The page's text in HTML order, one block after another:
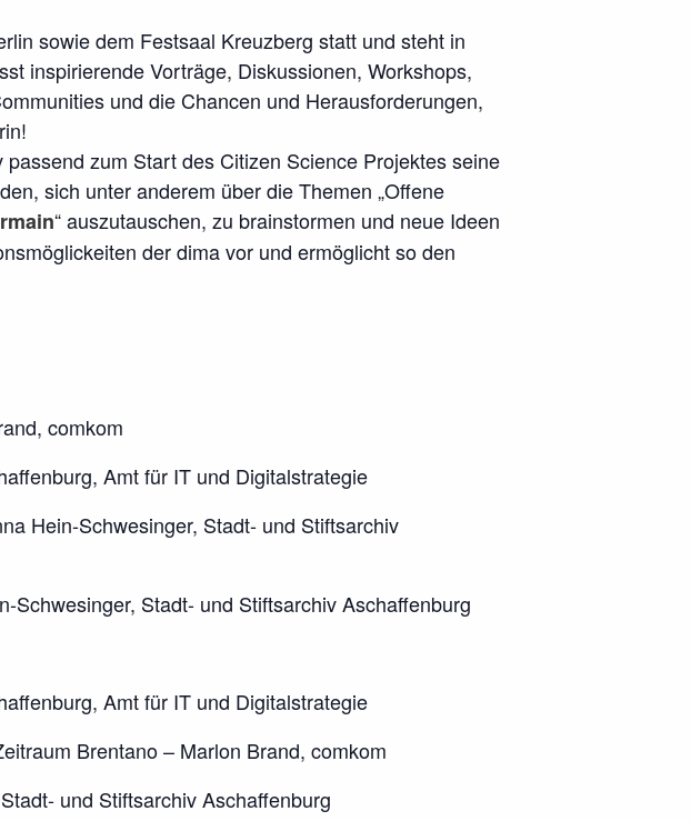
sowie dem Festsaal Kreuzberg statt und steht in
inspirierende Vorträge, Diskussionen, Workshops,
und die Chancen und Herausforderungen,
zum Start des Citizen Science Projektes seine
sich unter anderem über die Themen „Offene
“ auszutauschen, zu brainstormen und neue Ideen
der dima vor und ermöglicht so den
comkom
Amt für IT und Digitalstrategie
Hein-Schwesinger, Stadt- und Stiftsarchiv
Stadt- und Stiftsarchiv Aschaffenburg
Amt für IT und Digitalstrategie
Brentano – Marlon Brand, comkom
und Stiftsarchiv Aschaffenburg